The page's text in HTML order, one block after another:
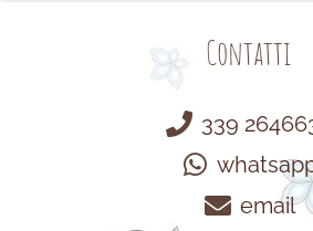
Contatti
339
email